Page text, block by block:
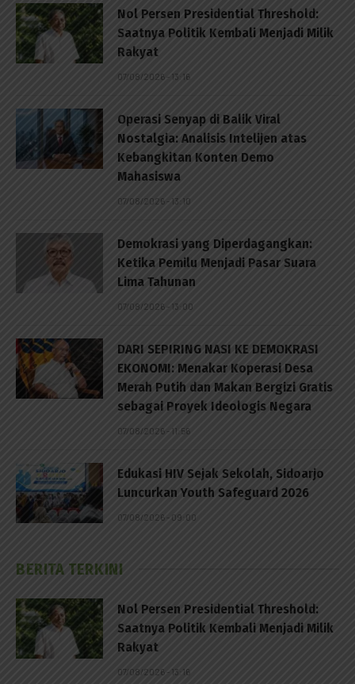
Nol Persen Presidential Threshold:
Saatnya Politik Kembali Menjadi Milik
Rakyat
07/08/2026 - 13:16
Operasi Senyap di Balik Viral
Nostalgia: Analisis Intelijen atas
Kebangkitan Konten Demo
Mahasiswa
07/08/2026 - 13:10
Demokrasi yang Diperdagangkan:
Ketika Pemilu Menjadi Pasar Suara
Lima Tahunan
07/08/2026 - 13:00
DARI SEPIRING NASI KE DEMOKRASI
EKONOMI: Menakar Koperasi Desa
Merah Putih dan Makan Bergizi Gratis
sebagai Proyek Ideologis Negara
07/08/2026 - 11:56
Edukasi HIV Sejak Sekolah, Sidoarjo
Luncurkan Youth Safeguard 2026
07/08/2026 - 09:00
BERITA TERKINI
Nol Persen Presidential Threshold:
Saatnya Politik Kembali Menjadi Milik
Rakyat
07/08/2026 - 13:16